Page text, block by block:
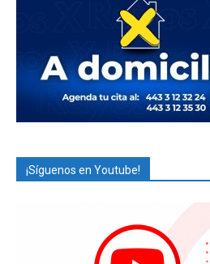
¡Síguenos en Youtube!